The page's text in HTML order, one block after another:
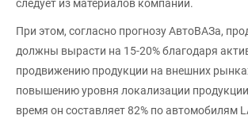
следует из материалов компании.
При этом, согласно прогнозу АвтоВАЗа,
должны вырасти на 15-20% благодаря
продвижению продукции на внешних
повышению уровня локализации
время он составляет 82% по автомобилям